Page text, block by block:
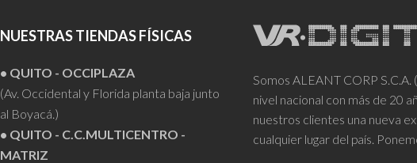
NUESTRAS TIENDAS FÍSICAS
• QUITO - OCCIPLAZA
(Av. Occidental y Florida planta baja junto
al Boyacá.)
• QUITO - C.C.MULTICENTRO -
MATRIZ
Somos ALEANT CORP
nivel nacional con más de 20
nuestros clientes una nueva
cualquier lugar del país.